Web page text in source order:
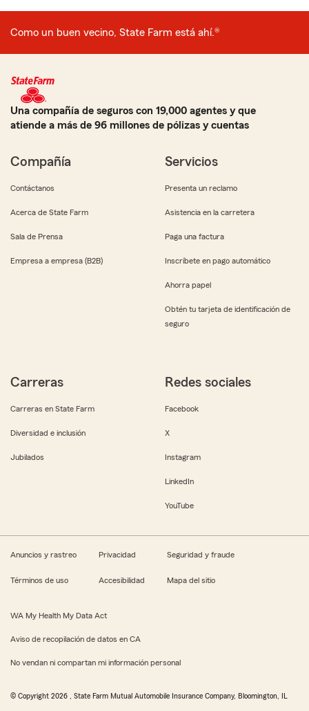
Como un buen vecino, State Farm está ahí.®
Una compañía de seguros con 19,000 agentes y que
atiende a más de 96 millones de pólizas y cuentas
Compañía
Contáctanos
Acerca de State Farm
Sala de Prensa
Empresa a empresa (B2B)
Servicios
Presenta un reclamo
Asistencia en la carretera
Paga una factura
Inscríbete en pago automático
Ahorra papel
Obtén tu tarjeta de identificación de
seguro
Carreras
Carreras en State Farm
Diversidad e inclusión
Jubilados
Redes sociales
Facebook
X
Instagram
LinkedIn
YouTube
Anuncios y rastreo Privacidad Seguridad y fraude
Términos de uso Accesibilidad Mapa del sitio
WA My Health My Data Act
Aviso de recopilación de datos en CA
No vendan ni compartan mi información personal
© Copyright 2026 , State Farm Mutual Automobile Insurance Company, Bloomington, IL